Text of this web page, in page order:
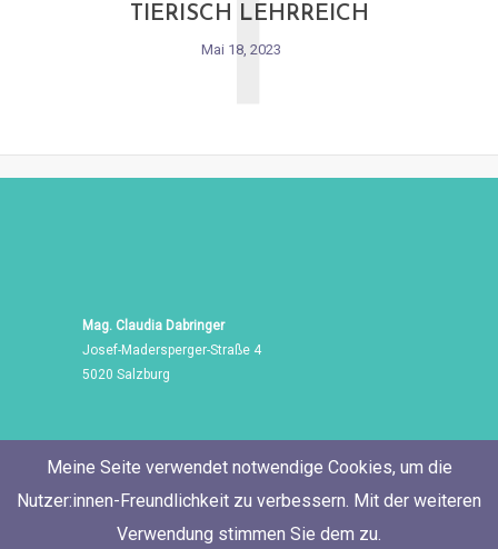
TIERISCH LEHRREICH
Mai 18, 2023
T
Mag. Claudia Dabringer
Josef-Madersperger-Straße 4
5020 Salzburg
Meine Seite verwendet notwendige Cookies, um die
Nutzer:innen-Freundlichkeit zu verbessern. Mit der weiteren
Verwendung stimmen Sie dem zu.